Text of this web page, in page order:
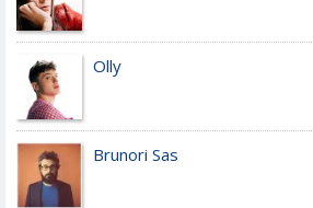
Olly
Brunori Sas